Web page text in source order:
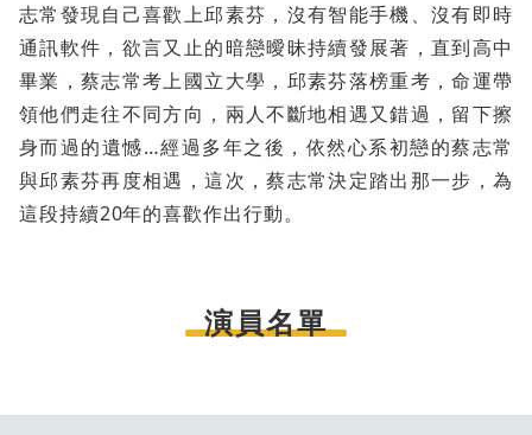
志常發現自己喜歡上邱素芬，沒有智能手機、沒有即時
通訊軟件，欲言又止的暗戀曖昧持續發展著，直到高中
畢業，蔡志常考上國立大學，邱素芬落榜重考，命運帶
領他們走往不同方向，兩人不斷地相遇又錯過，留下擦
身而過的遺憾…經過多年之後，依然心系初戀的蔡志常
與邱素芬再度相遇，這次，蔡志常決定踏出那一步，為
這段持續20年的喜歡作出行動。
演員名單